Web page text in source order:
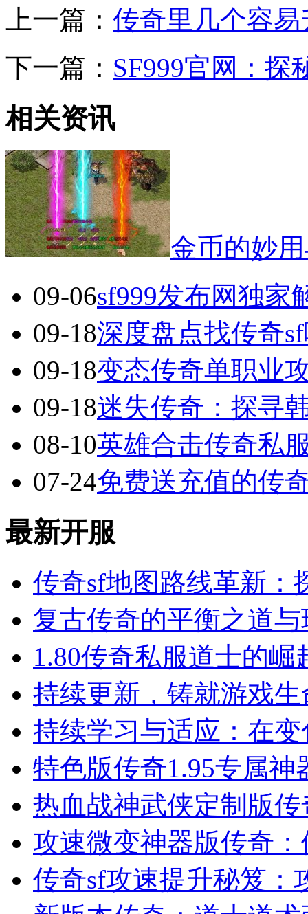
上一篇： 传奇里几个容
下一篇： SF999官网：探
相关资讯
金币的妙
09-06sf999发布网独家
09-18深度盘点找传奇
09-18变态传奇单职业
09-18迷失传奇：探寻
08-10英雄合击传奇私
07-24免费送充值的传
最新开服
传奇sf地图路线革新：
复古传奇的平衡之道
1.80传奇私服道士的
持续更新，铸就游戏
持续学习与适应：在
特色版传奇1.95专属神
热血战神武侠定制版
攻速微变神器版传奇
传奇sf攻速提升秘笈：